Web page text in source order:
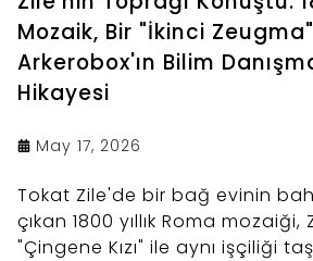
Mozaik, Bir "İkinci
Arkerobox'ın Bilim
Hikayesi
May 17, 2026
Tokat Zile'de bir bağ evinin
çıkan 1800 yıllık Roma mozaiği,
"Çingene Kızı" ile aynı işçiliği